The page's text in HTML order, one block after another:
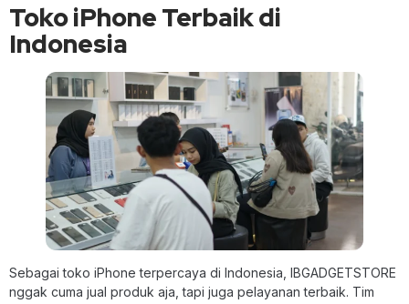
Toko iPhone Terbaik di
Indonesia
Sebagai toko iPhone terpercaya di Indonesia, IBGADGETSTORE
nggak cuma jual produk aja, tapi juga pelayanan terbaik. Tim